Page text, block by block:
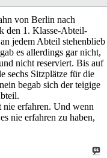
von Berlin nach
den 1. Klasse-Abteil-
jedem Abteil stehenblieb
es allerdings gar nicht,
nicht reserviert. Bis auf
sechs Sitzplätze für die
begab sich der teigige
nie erfahren. Und wenn
nie erfahren zu haben,